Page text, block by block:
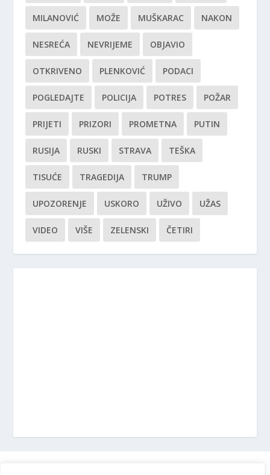
MILANOVIĆ MOŽE MUŠKARAC NAKON
NESREĆA NEVRIJEME OBJAVIO
OTKRIVENO PLENKOVIĆ PODACI
POGLEDAJTE POLICIJA POTRES POŽAR
PRIJETI PRIZORI PROMETNA PUTIN
RUSIJA RUSKI STRAVA TEŠKA
TISUĆE TRAGEDIJA TRUMP
UPOZORENJE USKORO UŽIVO UŽAS
VIDEO VIŠE ZELENSKI ČETIRI